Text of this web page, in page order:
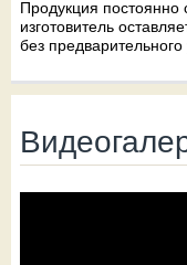
Продукция
изготовитель
без